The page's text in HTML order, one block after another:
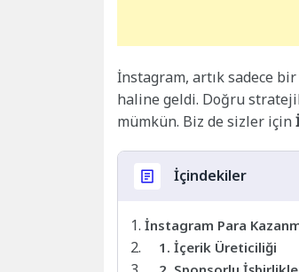
İnstagram, artık sadece
haline geldi. Doğru
mümkün. Biz de sizler için
İçindekiler
İnstagram Para
1. İçerik Üreticiliği